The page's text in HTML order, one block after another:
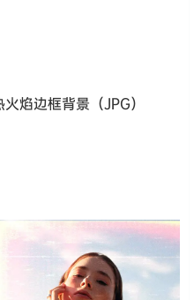
焰边框背景（JPG）